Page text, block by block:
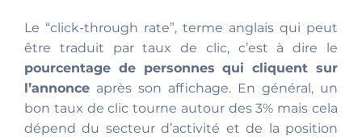
Le “click-through rate”, terme anglais qui peut
être traduit par taux de clic, c’est à dire le
pourcentage de personnes qui cliquent sur
l’annonce après son affichage. En général, un
bon taux de clic tourne autour des 3% mais cela
dépend du secteur d’activité et de la position